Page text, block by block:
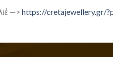
—> https://cretajewellery.gr/